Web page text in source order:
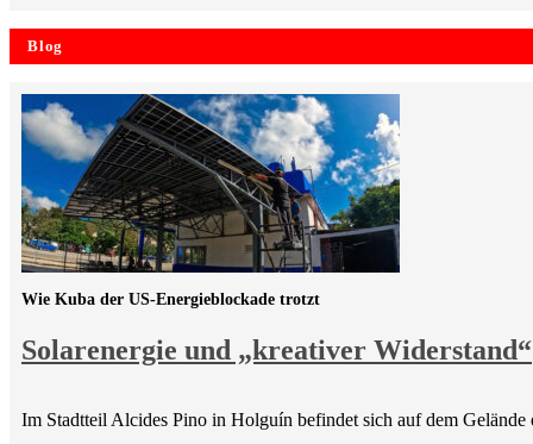
Blog
Solarenergie und „kreativer Widerstand“
Wie Kuba der US-Energieblockade trotzt
Im Stadtteil Alcides Pino in Holguín befindet sich auf dem